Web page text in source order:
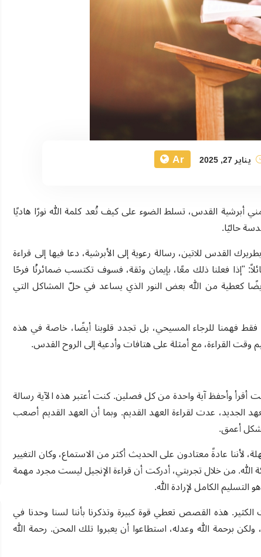
يناير 27, 2025 Ar
2025، نقدم لكم شهادات مؤمني أبرشية القدس، تسلط الضوء على كيف تُعد كلمة الله نورًا هاديًا
حاليًا.
القدس للاتين، رسالة رعوية إلى الأبرشية، دعا فيها إلى قراءة
"إذا فعلنا ذلك معًا، بإيمان وثقة، فسوف تكتسب ضمائرنُا فرحًا
كعطية من الله بعض النور الذي يساعد في حلّ المشاكل التي
فهمنا للرجاء المسيحي، بل تجدد قلوبنا أيضًا، خاصة في هذه
وقت القراءة، مع أمثلة على هتافات وأدعية إلى الروح القدس.
أقرأ وأحفظ آية واحدة من كل فصلين. كنت أعتبر هذه الآية رسالة
الجديد، عدت لقراءة العهد القديم. وبما أن العهد القديم أصعب
أعمق.
لأننا عادةً معتادون على الحديث أكثر من الاستماع، وكان التغيير
الله. من خلال تجربتي، أدركت أن قراءة الإنجيل ليست مجرد مهمة
التسليم الكامل لإرادة الله.
هذه القصص تعطي قوة كبيرة وتذكرنا بأننا لسنا وحدنا في
برحمة الله وعدله، استطاعوا أن يعبروا تلك المحن. رحمة الله